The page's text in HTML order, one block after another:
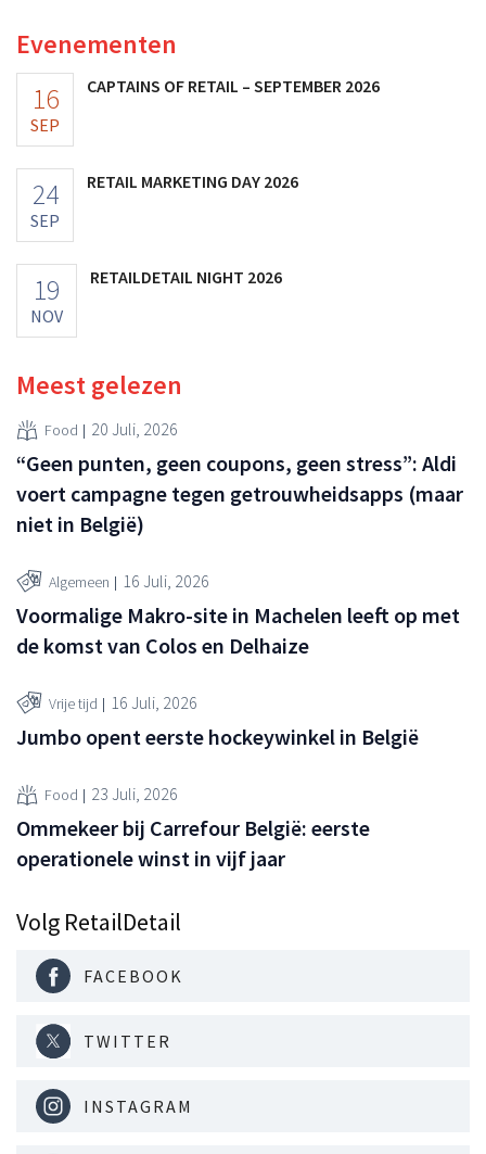
Evenementen
16
SEP
CAPTAINS OF RETAIL – SEPTEMBER 2026
24
SEP
RETAIL MARKETING DAY 2026
19
NOV
RETAILDETAIL NIGHT 2026
Meest gelezen
Food 20 Juli, 2026
“Geen punten, geen coupons, geen stress”: Aldi
voert campagne tegen getrouwheidsapps (maar
niet in België)
Algemeen 16 Juli, 2026
Voormalige Makro-site in Machelen leeft op met
de komst van Colos en Delhaize
Vrije tijd 16 Juli, 2026
Jumbo opent eerste hockeywinkel in België
Food 23 Juli, 2026
Ommekeer bij Carrefour België: eerste
operationele winst in vijf jaar
Volg RetailDetail
FACEBOOK
TWITTER
INSTAGRAM